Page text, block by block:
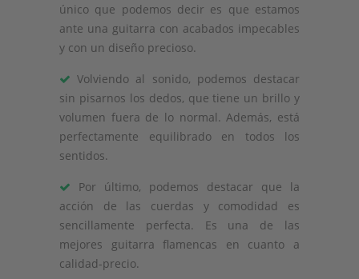
único que podemos decir es que estamos
ante una guitarra con acabados impecables
y con un diseño precioso.
Volviendo al sonido, podemos destacar
sin pisarnos los dedos, que tiene un brillo y
volumen fuera de lo normal. Además, está
perfectamente equilibrado en todos los
sentidos.
Por último, podemos destacar que la
acción de las cuerdas y comodidad es
sencillamente perfecta. Es una de las
mejores guitarra flamencas en cuanto a
calidad-precio.